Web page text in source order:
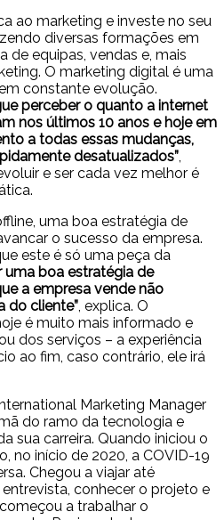
ao marketing e investe no seu
diversas formações em
de equipas, vendas e, mais
O marketing digital é uma
constante evolução.
perceber o quanto a internet
nos últimos 10 anos e hoje em
a todas essas mudanças,
desatualizados”,
e ser cada vez melhor é
uma boa estratégia de
o sucesso da empresa.
este é só uma peça da
uma boa estratégia de
a empresa vende não
do cliente”, explica. O
é muito mais informado e
dos serviços – a experiência
ao fim, caso contrário, ele irá
Marketing Manager
do ramo da tecnologia e
sua carreira. Quando iniciou o
no início de 2020, a COVID-19
Chegou a viajar até
conhecer o projeto e
a trabalhar o